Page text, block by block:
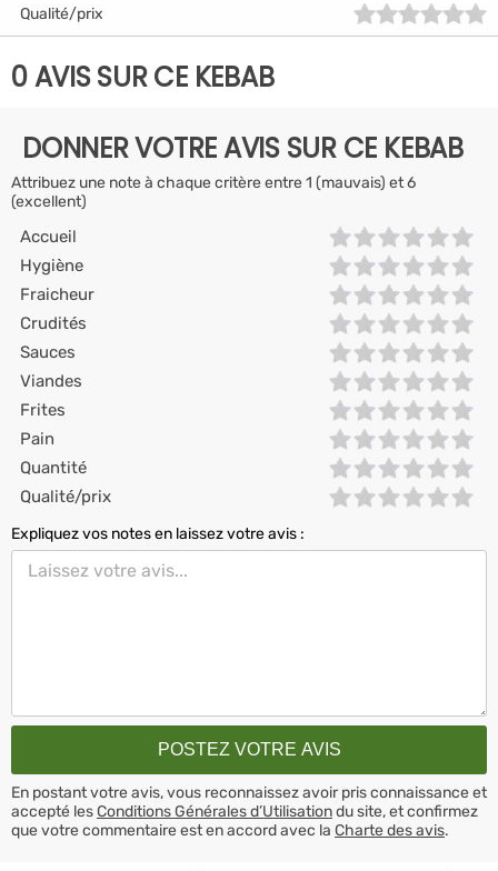
Qualité/prix
0 AVIS SUR CE KEBAB
DONNER VOTRE AVIS SUR CE KEBAB
Attribuez une note à chaque critère entre 1 (mauvais) et 6
(excellent)
Accueil
Hygiène
Fraicheur
Crudités
Sauces
Viandes
Frites
Pain
Quantité
Qualité/prix
Expliquez vos notes en laissez votre avis :
En postant votre avis, vous reconnaissez avoir pris connaissance et
accepté lesConditions Générales d’Utilisationdu site, et confirmez
que votre commentaire est en accord avec la Charte des avis.